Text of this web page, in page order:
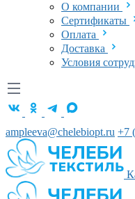
О компании
Сертификаты
Оплата
Доставка
Условия
ampleeva@chelebiopt.ru +7